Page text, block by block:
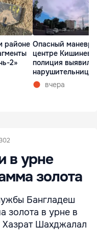
районе
2»
Опасный маневр
центре Кишинева:
полиция выявила
нарушительницу
вчера
в урне
золота
Бангладеш
золота в урне в
Шахджалал